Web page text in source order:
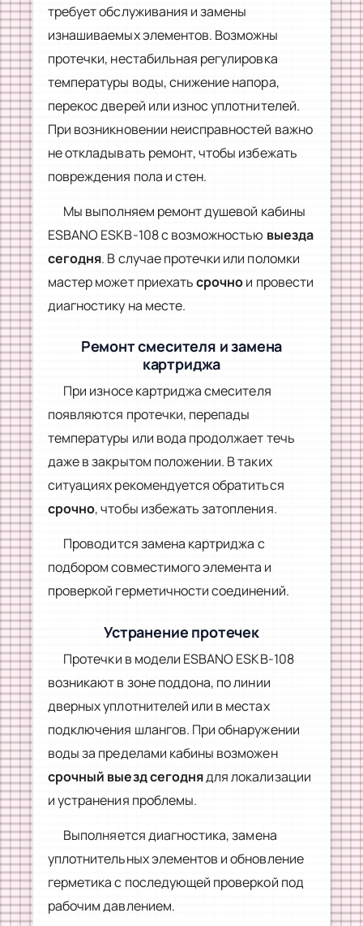
требует обслуживания и замены
изнашиваемых элементов. Возможны
протечки, нестабильная регулировка
температуры воды, снижение напора,
перекос дверей или износ уплотнителей.
При возникновении неисправностей важно
не откладывать ремонт, чтобы избежать
повреждения пола и стен.
Мы выполняем ремонт душевой кабины
ESBANO ESKB-108 с возможностью выезда
сегодня. В случае протечки или поломки
мастер может приехатьсрочнои провести
диагностику на месте.
Ремонт смесителя и замена
картриджа
При износе картриджа смесителя
появляются протечки, перепады
температуры или вода продолжает течь
даже в закрытом положении. В таких
ситуациях рекомендуется обратиться
срочно, чтобы избежать затопления.
Проводится замена картриджа с
подбором совместимого элемента и
проверкой герметичности соединений.
Устранение протечек
Протечки в модели ESBANO ESKB-108
возникают в зоне поддона, по линии
дверных уплотнителей или в местах
подключения шлангов. При обнаружении
воды за пределами кабины возможен
срочный выезд сегоднядля локализации
и устранения проблемы.
Выполняется диагностика, замена
уплотнительных элементов и обновление
герметика с последующей проверкой под
рабочим давлением.